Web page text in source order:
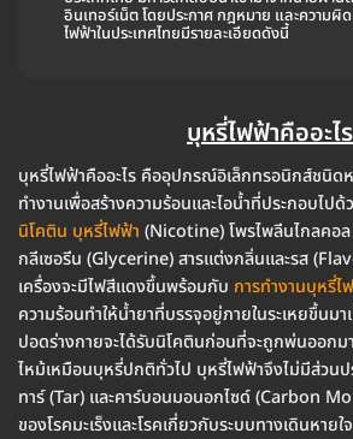
อินเทอร์เน็ต โดยประกาศ กฎหมาย และความ
ไฟฟ้าในประเทศไทยมีรายละเอียดดังนี้
บุหรี่ไฟฟ้าคืออะไร
บุหรี่ไฟฟ้าคืออะไร คืออุปกรณ์อิเล็กทรอนิกส์ชนิด
ทำงานเพื่อสร้างความร้อนและไอน้ำที่ประกอบไปด้
นิโคติน บุหรี่ไฟฟ้า (Nicotine) โพรไพลีนไกลคอ
กลีเซอรีน (Glycerine) สารแต่งกลิ่นและรส
เครื่องจะมีไฟสีแดงขึ้นพร้อมกับ การทำงานบุหรี่ไ
ความร้อนทำให้น้ำยาที่บรรจุอยู่ภายในระเหยขึ้นมา
ปอดร่างกายจะได้รับนิโคตินก่อนที่จะถูกพ่นออกม
ไหม้เหมือนบุหรี่ปกติทั่วไป บุหรี่ไฟฟ้าจึงไม่มีส่วน
ทาร์ (Tar) และคาร์บอนมอนอกไซด์ (Carbon
ของโรคมะเร็งและโรคเกี่ยวกับระบบทางเดินหายใจ